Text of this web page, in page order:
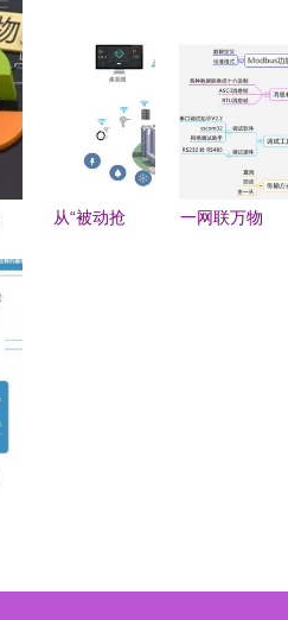
网技术服务
究
云物联智能
边缘计算网
关
从“被动抢
一网联万物